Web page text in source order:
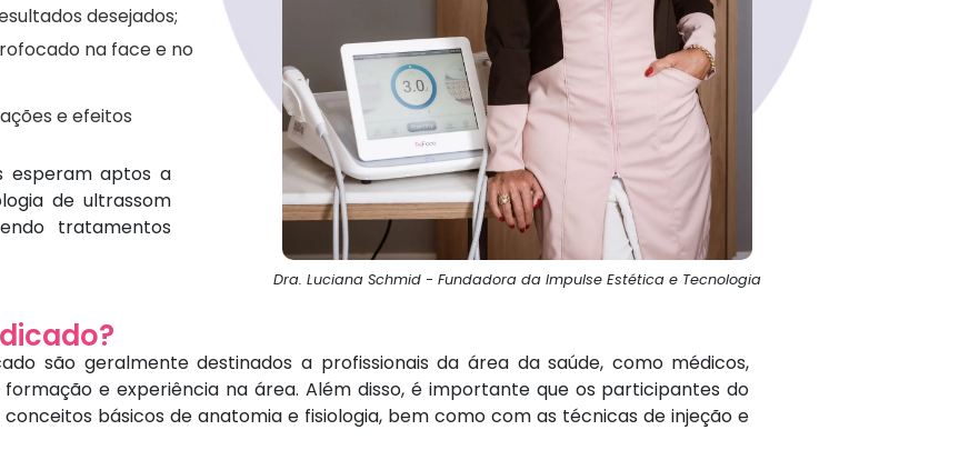
desejados;
na face e no
e efeitos
esperam aptos a
de ultrassom
tratamentos
Dra. Luciana Schmid - Fundadora da Impulse Estética e Tecnologia
são geralmente destinados a profissionais da área da saúde, como médicos,
e experiência na área. Além disso, é importante que os participantes do
básicos de anatomia e fisiologia, bem como com as técnicas de injeção e